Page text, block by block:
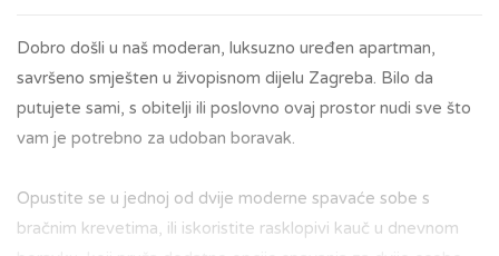
Dobro došli u naš moderan, luksuzno uređen apartman,
savršeno smješten u živopisnom dijelu Zagreba. Bilo da
putujete sami, s obitelji ili poslovno ovaj prostor nudi sve što
vam je potrebno za udoban boravak.
Opustite se u jednoj od dvije moderne spavaće sobe s
bračnim krevetima, ili iskoristite rasklopivi kauč u dnevnom